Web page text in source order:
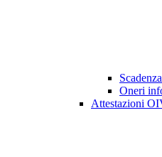
Oneri
Attestazioni